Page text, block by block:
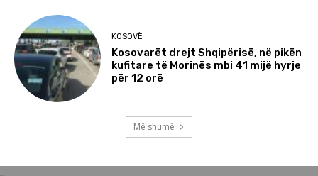
KOSOVË
Kosovarët drejt Shqipërisë, në pikën
kufitare të Morinës mbi 41 mijë hyrje
për 12 orë
Më shumë